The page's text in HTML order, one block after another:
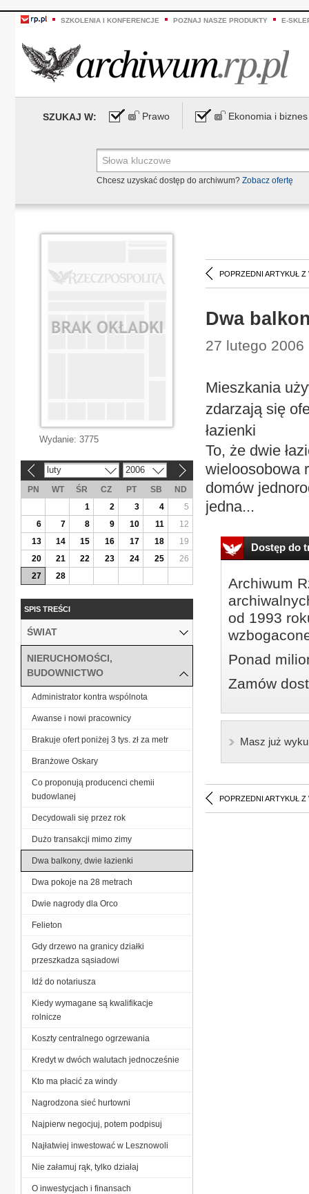
SZKOLENIA I KONFERENCJE POZNAJ NASZE PRODUKTY E-
SZUKAJ W: Prawo Ekonomia i biznes
Chcesz uzyskać dostęp do archiwum? Zobacz ofertę
POPRZEDNI ARTYKUŁ Z
Dwa
27 lutego 2006
Mieszkania
zdarzają się
łazienki
To, że dwie
wieloosobowa
domów
jedna...
Dostęp do
Archiwum
od 1993
Ponad
Zamów
Masz już
POPRZEDNI ARTYKUŁ Z
Wydanie: 3775
luty 2006
PN WT ŚR CZ PT SB
ND
1
2 3 4
5
6
7 8 9 10 11
12
13
14 15 16 17 18
19
20
21 22 23 24 25
26
27
28
SPIS TREŚCI
ŚWIAT
NIERUCHOMOŚCI,
BUDOWNICTWO
Administrator kontra wspólnota
Awanse i nowi pracownicy
Brakuje ofert poniżej 3 tys. zł za metr
Branżowe Oskary
Co proponują producenci chemii
budowlanej
Decydowali się przez rok
Dużo transakcji mimo zimy
Dwa balkony, dwie łazienki
Dwa pokoje na 28 metrach
Dwie nagrody dla Orco
Felieton
Gdy drzewo na granicy działki
przeszkadza sąsiadowi
Idź do notariusza
Kiedy wymagane są kwalifikacje
rolnicze
Koszty centralnego ogrzewania
Kredyt w dwóch walutach jednocześnie
Kto ma płacić za windy
Nagrodzona sieć hurtowni
Najpierw negocjuj, potem podpisuj
Najłatwiej inwestować w Lesznowoli
Nie załamuj rąk, tylko działaj
O inwestycjach i finansach